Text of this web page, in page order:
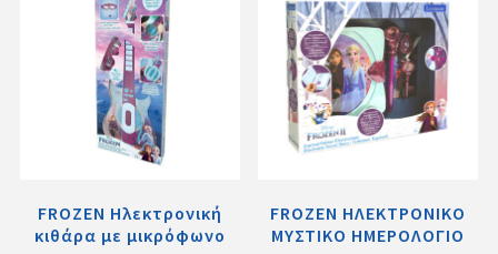
FROZEN Ηλεκτρονική
κιθάρα με μικρόφωνο
FROZEN ΗΛΕΚΤΡΟΝΙΚΟ
ΜΥΣΤΙΚΟ ΗΜΕΡΟΛΟΓΙΟ